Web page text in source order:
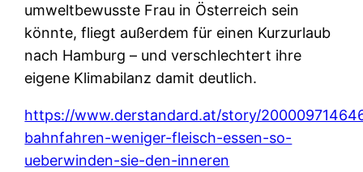
umweltbewusste Frau in Österreich sein
könnte, fliegt außerdem für einen Kurzurlaub
nach Hamburg – und verschlechtert ihre
eigene Klimabilanz damit deutlich.
https://www.derstandard.at/story/
bahnfahren-weniger-fleisch-essen-so-
ueberwinden-sie-den-inneren